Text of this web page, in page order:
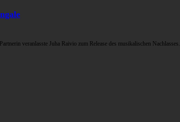
veranlasste Juha Raivio zum Release des musikalischen Nachlasses.